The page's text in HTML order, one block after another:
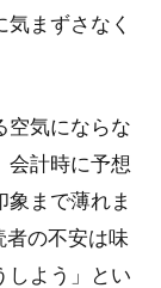
まずさなく
空気にならな
会計時に予想
まで薄れま
の不安は味
しよう」とい